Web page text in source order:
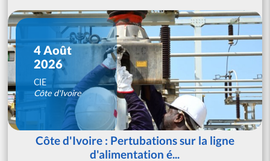
4 Août
2026
CIE
Côte d'Ivoire
Côte d'Ivoire : Pertubations sur la ligne
d'alimentation é...